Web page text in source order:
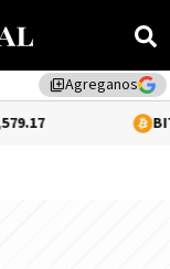
library_addAgreganos
1.02%